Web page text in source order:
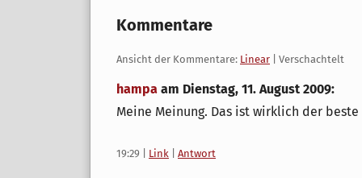
Kommentare
Ansicht der Kommentare: Linear | Verschachtelt
hampa am Dienstag, 11. August 2009:
Meine Meinung. Das ist wirklich der
19:29 Link Antwort